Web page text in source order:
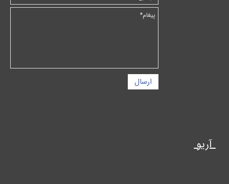
ارسال
آریو